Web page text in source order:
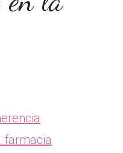
farmacia